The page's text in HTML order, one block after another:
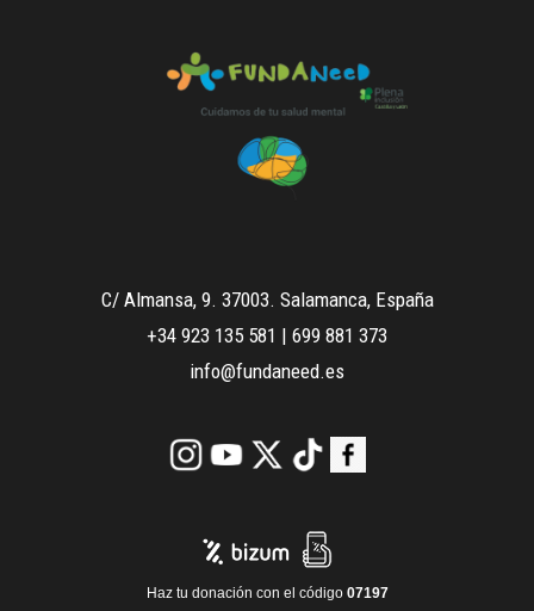
C/ Almansa, 9. 37003. Salamanca, España
+34 923 135 581 | 699 881 373
info@fundaneed.es
Haz tu donación con el código 07197